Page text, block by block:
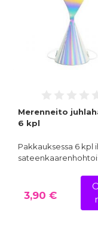
Merenneito
6 kpl
Pakkauksessa 6 kpl
3,90 €